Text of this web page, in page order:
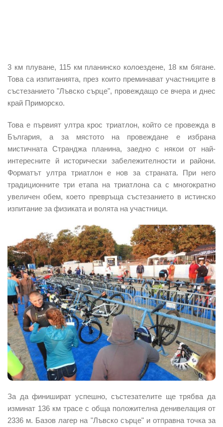
3 км плуване, 115 км планинско колоездене, 18 км бягане.
Това са изпитанията, през които преминават участниците в
състезанието "Лъвско сърце", провеждащо се вчера и днес
край Приморско.
Това е първият ултра крос триатлон, който се провежда в
България, а за мястото на провеждане е избрана
мистичната Странджа планина, заедно с някои от най-
интересните й исторически забележителности и райони.
Форматът ултра триатлон е нов за страната. При него
традиционните три етапа на триатлона са с многократно
увеличен обем, което превръща състезанието в истинско
изпитание за физиката и волята на участници.
За да финишират успешно, състезателите ще трябва да
изминат 136 км трасе с обща положителна денивелация от
2336 м. Базов лагер на "Лъвско сърце" и отправна точка за